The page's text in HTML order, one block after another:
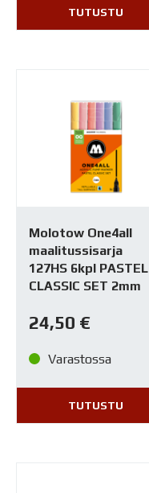
TUTUSTU
Molotow One4all
maalitussisarja
127HS 6kpl PASTEL
CLASSIC SET 2mm
24,50 €
Varastossa
TUTUSTU